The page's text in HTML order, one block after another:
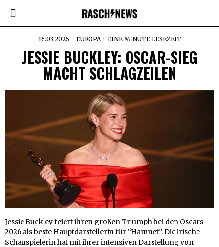
16.03.2026 EUROPA EINE MINUTE LESEZEIT
JESSIE BUCKLEY: OSCAR-SIEG
MACHT SCHLAGZEILEN
Jessie Buckley feiert ihren großen Triumph bei den Oscars
2026 als beste Hauptdarstellerin für “Hamnet”. Die irische
Schauspielerin hat mit ihrer intensiven Darstellung von